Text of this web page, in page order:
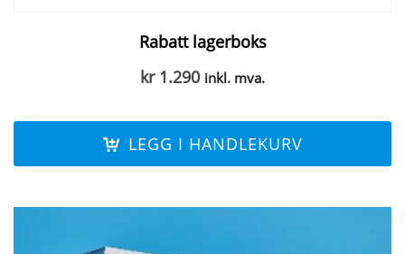
Rabatt lagerboks
kr1.290 inkl. mva.
LEGG I HANDLEKURV